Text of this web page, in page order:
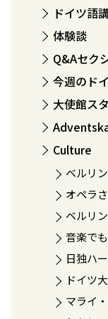
ドイツ語
体験談
Q&Aセク
今週のド
大使館ス
Culture
ベルリ
オペラ
ベルリ
音楽で
日独ハ
ドイツ
マライ